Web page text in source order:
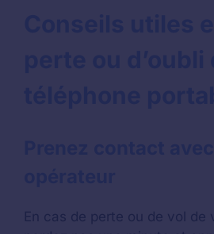
En cas de perte ou de vol de